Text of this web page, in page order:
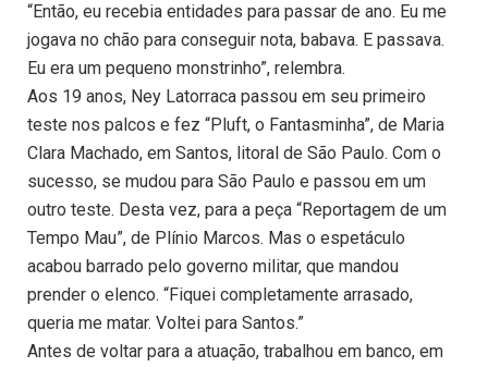
“Então, eu recebia entidades para passar de ano. Eu me
jogava no chão para conseguir nota, babava. E passava.
Eu era um pequeno monstrinho”, relembra.
Aos 19 anos, Ney Latorraca passou em seu primeiro
teste nos palcos e fez “Pluft, o Fantasminha”, de Maria
Clara Machado, em Santos, litoral de São Paulo. Com o
sucesso, se mudou para São Paulo e passou em um
outro teste. Desta vez, para a peça “Reportagem de um
Tempo Mau”, de Plínio Marcos. Mas o espetáculo
acabou barrado pelo governo militar, que mandou
prender o elenco. “Fiquei completamente arrasado,
queria me matar. Voltei para Santos.”
Antes de voltar para a atuação, trabalhou em banco, em